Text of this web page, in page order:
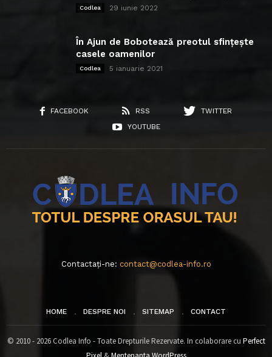
Codlea 29 iunie 2022
În Ajun de Bobotează preotul sfințește
casele oamenilor
Codlea 5 ianuarie 2021
FACEBOOK RSS
TWITTER
YOUTUBE
Contactați-ne: contact@codlea-info.ro
HOME DESPRE NOI SITEMAP CONTACT
© 2010 - 2026 Codlea Info - Toate Drepturile Rezervate. In colaborare cu Perfect